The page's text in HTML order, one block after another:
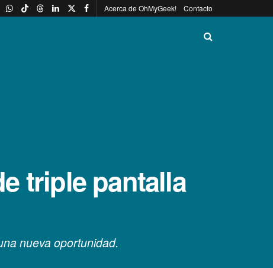
Acerca de OhMyGeek! Contacto
triple pantalla
nueva oportunidad.